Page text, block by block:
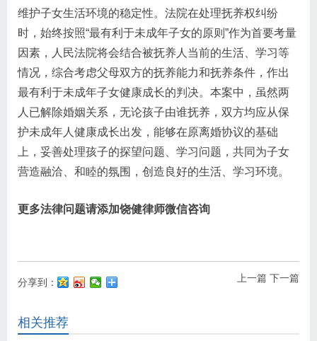
维护子女生活环境的稳定性。法院在处理抚养权纠纷
时，始终按照“最有利于未成年子女的原则”作为首要考量
因素，人民法院将会结合被抚养人当前的生活、学习等
情况，综合考虑父母双方的抚养能力和抚养条件，作出
最有利于未成年子女健康成长的判决。本案中，虽然两
人已解除婚姻关系，无论孩子由谁抚养，双方均应从保
护未成年人健康成长出发，能够在原离婚协议的基础
上，妥善处理孩子的探望问题、学习问题，共同为子女
营造融洽、和睦的氛围，创造良好的生活、学习环境。
更多法律问题请添加饶健律师微信咨询
上一篇 下一篇
分享到：
相关推荐